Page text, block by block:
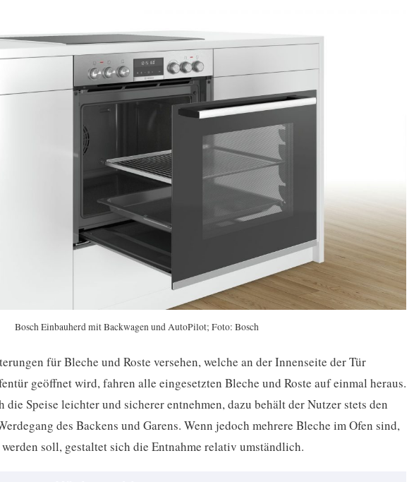
Bosch Einbauherd mit Backwagen und AutoPilot; Foto: Bosch
für Bleche und Roste versehen, welche an der Innenseite der Tür
geöffnet wird, fahren alle eingesetzten Bleche und Roste auf einmal heraus.
die Speise leichter und sicherer entnehmen, dazu behält der Nutzer stets den
des Backens und Garens. Wenn jedoch mehrere Bleche im Ofen sind,
soll, gestaltet sich die Entnahme relativ umständlich.